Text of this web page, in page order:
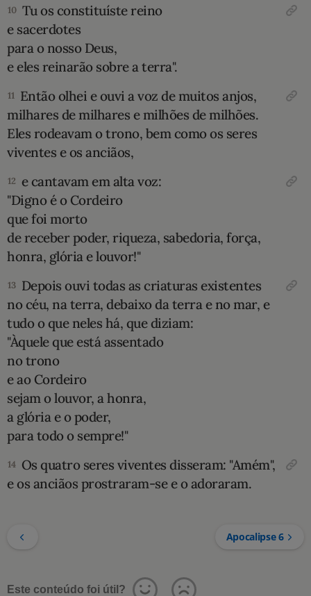
10 Tu os constituíste reino
e sacerdotes
para o nosso Deus,
e eles reinarão sobre a terra".
11 Então olhei e ouvi a voz de muitos anjos,
milhares de milhares e milhões de milhões.
Eles rodeavam o trono, bem como os seres
viventes e os anciãos,
12 e cantavam em alta voz:
"Digno é o Cordeiro
que foi morto
de receber poder, riqueza, sabedoria, força,
honra, glória e louvor!"
13 Depois ouvi todas as criaturas existentes
no céu, na terra, debaixo da terra e no mar, e
tudo o que neles há, que diziam:
"Àquele que está assentado
no trono
e ao Cordeiro
sejam o louvor, a honra,
a glória e o poder,
para todo o sempre!"
14 Os quatro seres viventes disseram: "Amém",
e os anciãos prostraram-se e o adoraram.
Apocalipse 6
Este conteúdo foi útil?